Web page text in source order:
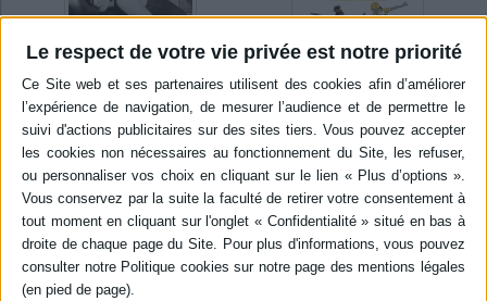
Le respect de votre vie privée est notre priorité
Disponible chez
l'éditeur
Championnes : elles ont
conquis l'or, l'argent, le
bronze
Auteur :
Lorraine Kaltenbach
Éditeur :
Disponible chez
l'éditeur
Championnes ! : 90
sportives exceptionnelles
Auteur :Laurie Delhostal
Éditeur :La Martinière
19,95 €